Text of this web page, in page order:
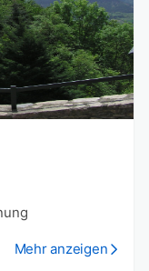
Mehr anzeigen